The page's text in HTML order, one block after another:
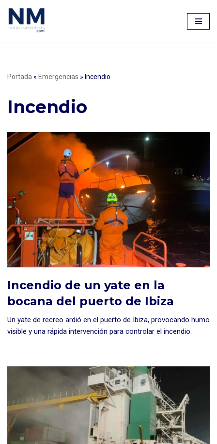
Saltar
Portada » Emergencias » Incendio
Incendio
Incendio de un yate en la
bocana del puerto de Ibiza
Un yate de recreo ardió en el puerto de Ibiza, provocando humo
visible y una rápida intervención para controlar el incendio.